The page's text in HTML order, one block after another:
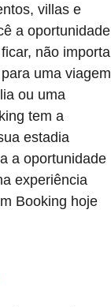
villas e
a oportunidade
não importa
uma viagem
ou uma
tem a
estadia
a oportunidade
experiência
Booking hoje